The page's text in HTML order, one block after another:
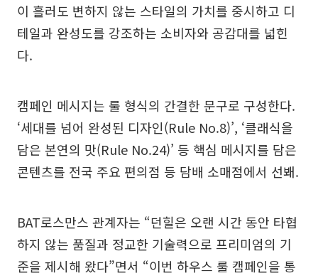
이 흘러도 변하지 않는 스타일의 가치를 중시하고 디
테일과 완성도를 강조하는 소비자와 공감대를 넓힌
다.
캠페인 메시지는 룰 형식의 간결한 문구로 구성한다.
‘세대를 넘어 완성된 디자인(Rule No.8)’, ‘클래식을
담은 본연의 맛(Rule No.24)’ 등 핵심 메시지를 담은
콘텐츠를 전국 주요 편의점 등 담배 소매점에서 선봬.
BAT로스만스 관계자는 “던힐은 오랜 시간 동안 타협
하지 않는 품질과 정교한 기술력으로 프리미엄의 기
준을 제시해 왔다”면서 “이번 하우스 룰 캠페인을 통